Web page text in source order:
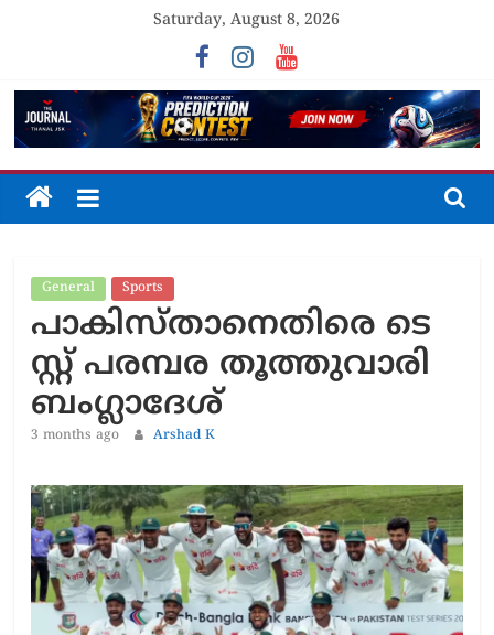
Saturday, August 8, 2026
The
Unfolding
The
General Sports
പാ​കി​സ്താ​നെ​തി​രെ ടെ​
സ്റ്റ് പ​ര​മ്പ​ര തൂത്തുവാരി
ബം​ഗ്ലാദേശ്
3 months ago Arshad K